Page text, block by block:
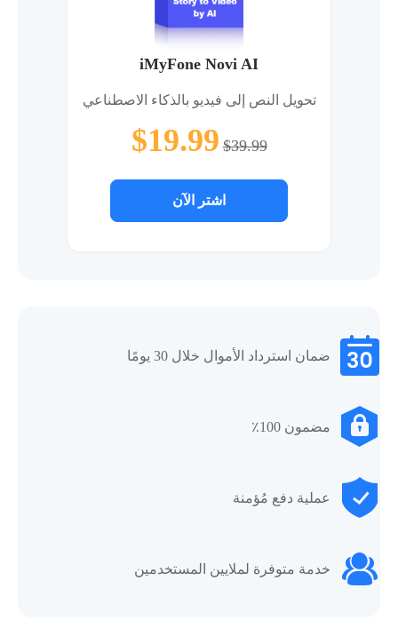
iMyFone Novi AI
تحويل النص إلى فيديو بالذكاء الاصطناعي
$19.99 $39.99
اشتر الآن
ضمان استرداد الأموال خلال 30 يومًا
مضمون 100٪
عملية دفع مُؤمنة
خدمة متوفرة لملايين المستخدمين